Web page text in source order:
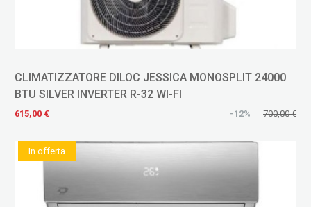
CLIMATIZZATORE DILOC JESSICA MONOSPLIT 24000
BTU SILVER INVERTER R-32 WI-FI
615,00 € -12% 700,00 €
In offerta